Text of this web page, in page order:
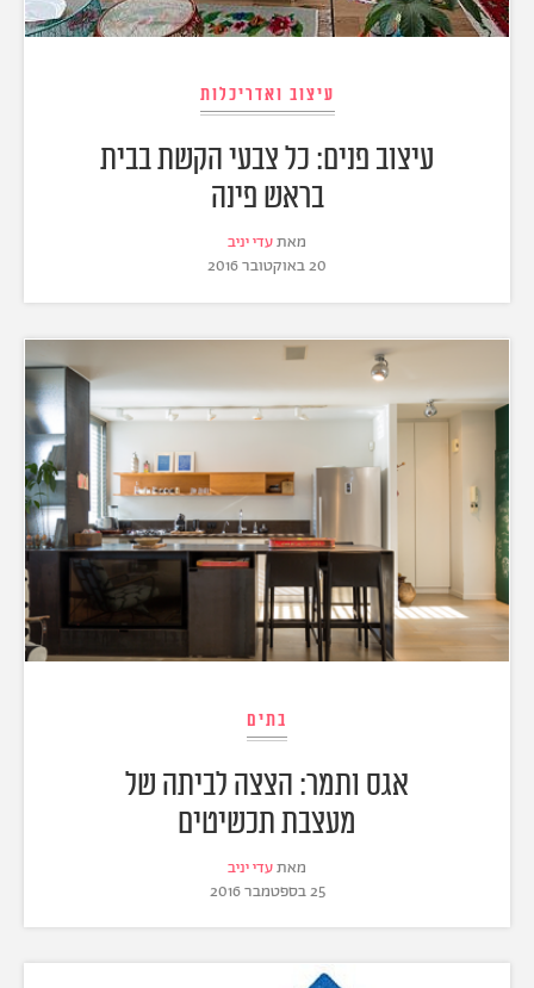
עיצוב ואדריכלות
עיצוב פנים: כל צבעי הקשת בבית
בראש פינה
מאתעדי יניב
20 באוקטובר 2016
בתים
אגס ותמר: הצצה לביתה של
מעצבת תכשיטים
מאתעדי יניב
25 בספטמבר 2016